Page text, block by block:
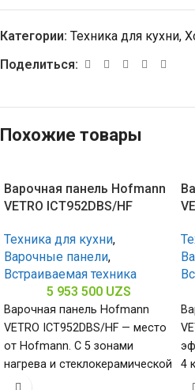
Категории: Техника для кухни,
Поделиться:
Похожие товары
Варочная панель Hofmann
VETRO ICT952DBS/HF
Техника для кухни,
Варочные панели,
Встраиваемая техника
5 953 500 UZS
Варочная панель Hofmann
VETRO ICT952DBS/HF — место
от Hofmann. С 5 зонами
нагрева и стеклокерамической
поверхностью (габариты 60 х
4